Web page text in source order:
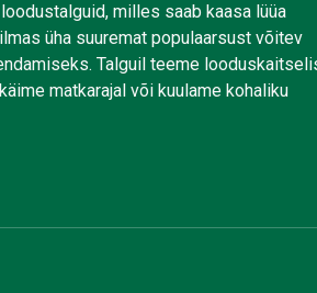
milles saab kaasa lüüa
üha suuremat populaarsust võitev
Talguil teeme
matkarajal või kuulame kohaliku